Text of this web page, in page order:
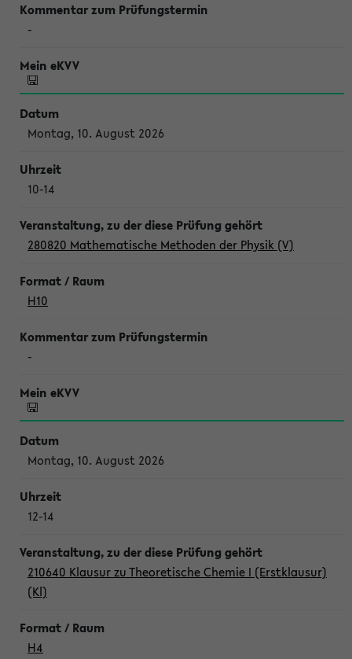
-
Montag, 10. August 2026
10-14
280820 Mathematische Methoden der Physik (V)
H10
-
Montag, 10. August 2026
12-14
210640 Klausur zu Theoretische Chemie I (Erstklausur)
(Kl)
H4